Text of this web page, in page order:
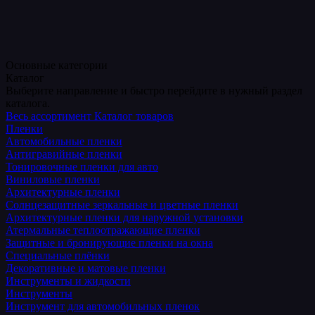
Весь ассортимент Каталог товаров
Пленки
Автомобильные пленки
Антигравийные пленки
Тонировочные пленки для авто
Виниловые пленки
Архитектурные пленки
Солнцезащитные зеркальные и цветные пленки
Архитектурные пленки для наружной установки
Атермальные теплоотражающие пленки
Защитные и бронирующие пленки на окна
Специальные плёнки
Декоративные и матовые пленки
Инструменты и жидкости
Инструменты
Инструмент для автомобильных пленок